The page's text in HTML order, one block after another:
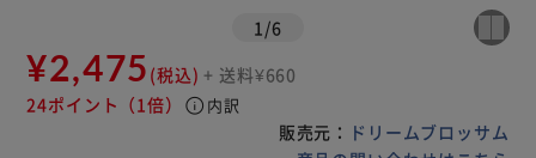
1 /6
¥2,475 (税込) + 送料¥660
24ポイント （1倍） info 内訳
販売元： ドリームブロッサム